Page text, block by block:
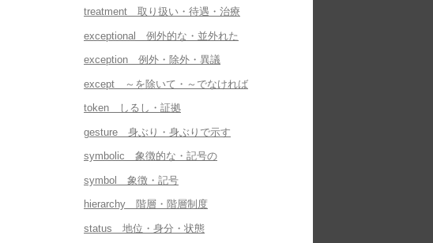
treatment 取り扱い・待遇・治療
exceptional 例外的な・並外れた
exception 例外・除外・異議
except ～を除いて・～でなければ
token しるし・証拠
gesture 身ぶり・身ぶりで示す
symbolic 象徴的な・記号の
symbol 象徴・記号
hierarchy 階層・階層制度
status 地位・身分・状態